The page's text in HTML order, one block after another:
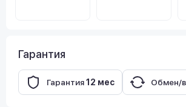
Гарантия
Гарантия12 мес Обмен/